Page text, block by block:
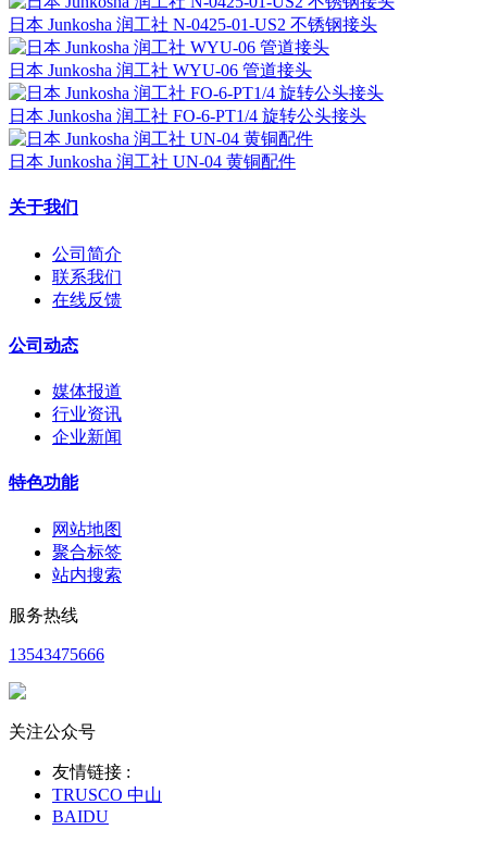
日本 Junkosha 润工社 N-0425-01-US2 不锈钢接头
日本 Junkosha 润工社 WYU-06 管道接头
日本 Junkosha 润工社 FO-6-PT1/4 旋转公头接头
日本 Junkosha 润工社 UN-04 黄铜配件
关于我们
公司简介
联系我们
在线反馈
公司动态
媒体报道
行业资讯
企业新闻
特色功能
网站地图
聚合标签
站内搜索
服务热线
13543475666
关注公众号
友情链接 :
TRUSCO 中山
BAIDU